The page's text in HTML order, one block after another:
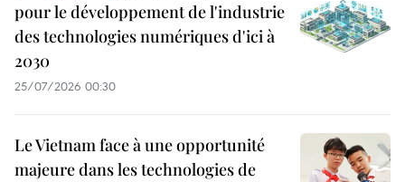
pour le développement de l'industrie
des technologies numériques d'ici à
2030
25/07/2026 00:30
Le Vietnam face à une opportunité
majeure dans les technologies de